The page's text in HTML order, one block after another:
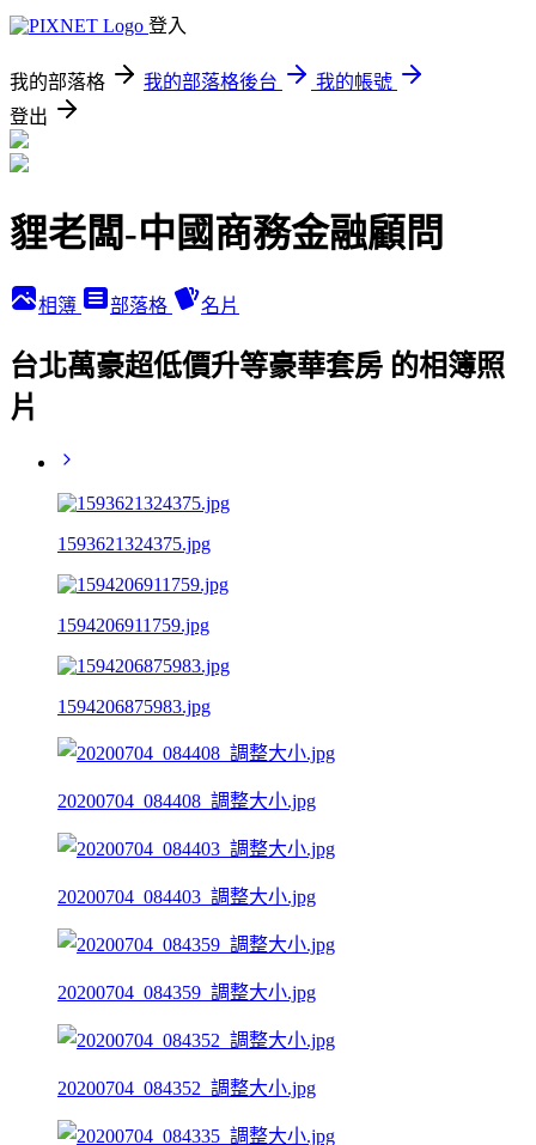
登入
我的部落格 我的部落格後台
我的帳號
登出
貍老闆-中國商務金融顧問
相簿 部落格 名片
台北萬豪超低價升等豪華套房 的相簿照
片
1593621324375.jpg
1594206911759.jpg
1594206875983.jpg
20200704_084408_調整大小.jpg
20200704_084403_調整大小.jpg
20200704_084359_調整大小.jpg
20200704_084352_調整大小.jpg